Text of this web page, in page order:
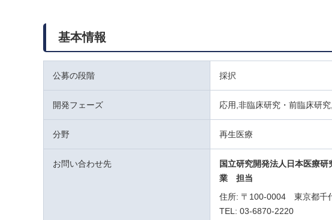
基本情報
公募の段階 採択
開発フェーズ 応用,非臨床研究・前臨床研
分野 再生医療
お問い合わせ先 国立研究開発法人日本医療
業 担当
住所: 〒100-0004 東京都千
TEL: 03-6870-2220